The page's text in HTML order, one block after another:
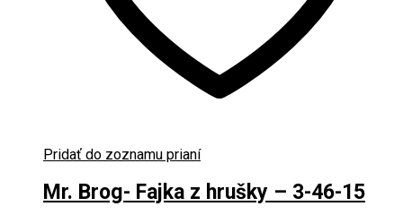
Pridať do zoznamu prianí
Mr. Brog- Fajka z hrušky – 3-46-15